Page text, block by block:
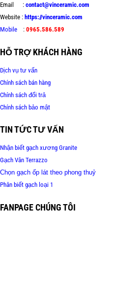
Email : contact@vinceramic.com
Website : https://vinceramic.com
Mobile : 0965.586.589
HỖ TRỢ KHÁCH HÀNG
Dịch vụ tư vấn
Chính sách bán hàng
Chính sách đổi trả
Chính sách bảo mật
TIN TỨC TƯ VẤN
Nhận biết gạch xương Granite
Gạch Vân Terrazzo
Chọn gạch ốp lát theo phong thuỷ
Phân biết gạch loại 1
FANPAGE CHÚNG TÔI